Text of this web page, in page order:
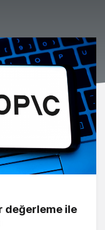
değerleme ile